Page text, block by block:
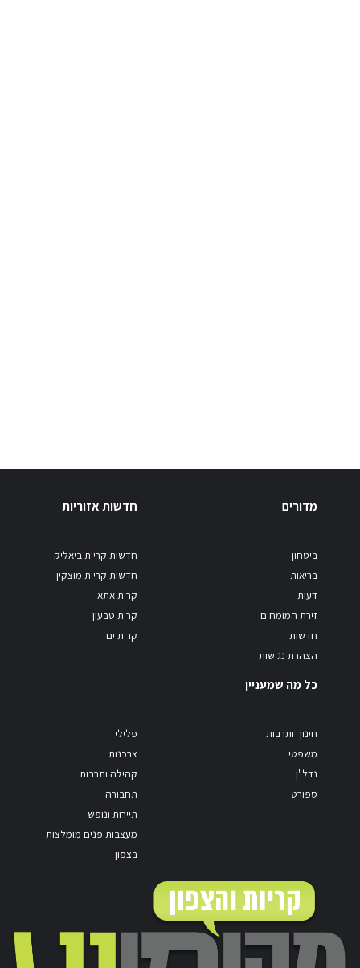
מדורים
ביטחון
בריאות
דעות
זירת המומחים
חדשות
הצהרת נגישות
חדשות אזוריות
חדשות קריית ביאליק
חדשות קריית מוצקין
קרית אתא
קרית טבעון
קרית ים
כל מה שמעניין
חינוך ותרבות
משפטי
נדל"ן
ספורט
פלילי
צרכנות
קהילה ותרבות
תחבורה
תיירות ונופש
מעצבות פנים מומלצות
בצפון